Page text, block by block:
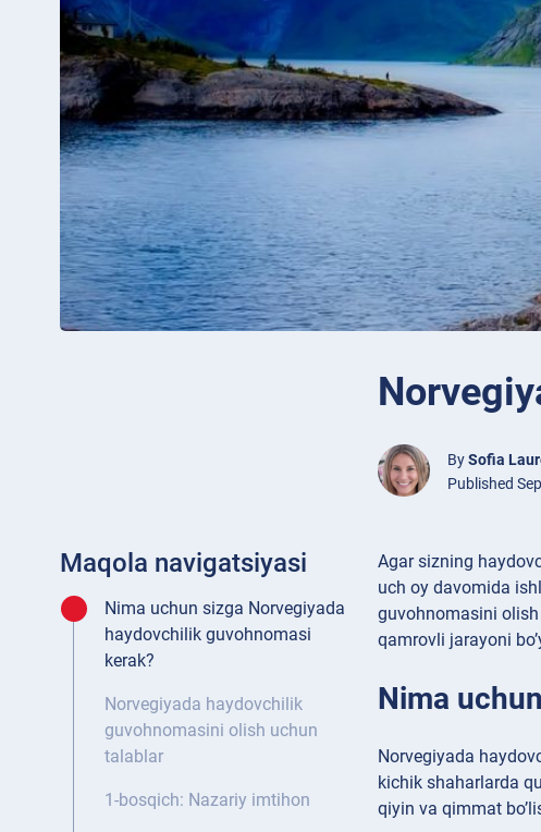
BySofia
Published
Maqola navigatsiyasi
Nima uchun sizga Norvegiyada
haydovchilik guvohnomasi
kerak?
Norvegiyada haydovchilik
guvohnomasini olish uchun
talablar
1-bosqich: Nazariy imtihon
Agar sizning
uch oy davomida
guvohnomasini
qamrovli jarayoni
Nima
Norvegiyada
kichik shaharlarda
qiyin va qimmat